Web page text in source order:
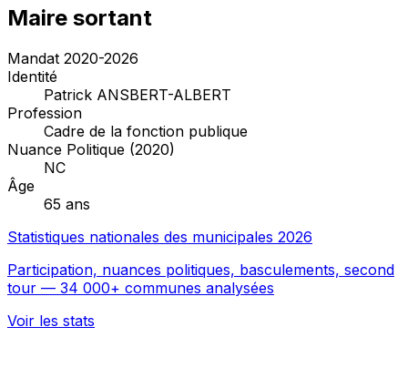
Maire sortant
Mandat 2020-2026
Identité
Patrick ANSBERT-ALBERT
Profession
Cadre de la fonction publique
Nuance Politique (2020)
NC
Âge
65 ans
Statistiques nationales des municipales 2026
Participation, nuances politiques, basculements, second
tour — 34 000+ communes analysées
Voir les stats